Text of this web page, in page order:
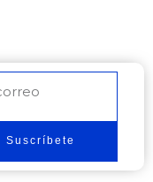
Suscríbete